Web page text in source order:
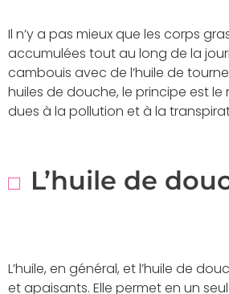
Il n’y a pas mieux que les corps
accumulées tout au long de la
cambouis avec de l’huile de
huiles de douche, le principe est le
dues à la pollution et à la
L’huile de
L’huile, en général, et l’huile de
et apaisants. Elle permet en un